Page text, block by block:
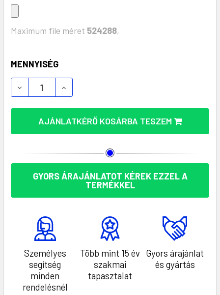
Maximum file méret 524288,
KÉSZLET:
MENNYISÉG
AJÁNLATKÉRŐ KOSÁRBA TESZEM
GYORS ÁRAJÁNLATOT KÉREK EZZEL A
TERMÉKKEL
Személyes
segítség
minden
rendelésnél
Több mint 15 év
szakmai
tapasztalat
Gyors árajánlat
és gyártás